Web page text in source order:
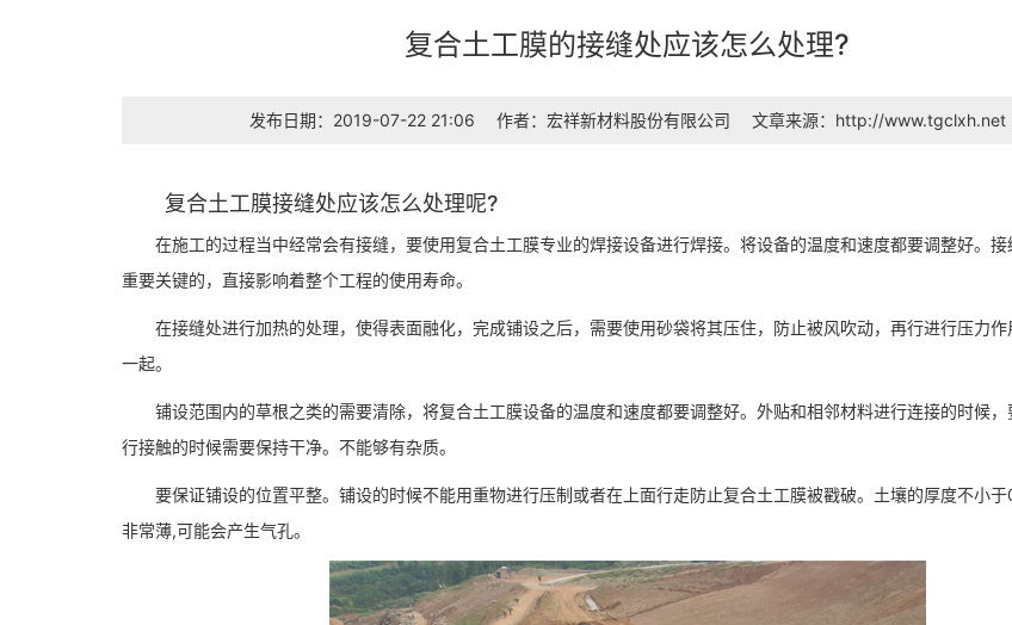
复合土工膜的接缝处应该怎么处理?
发布日期：2019-07-22 21:06 作者：宏祥新材料股份有限公司 文章来源：http://www.tgclxh.net
复合土工膜接缝处应该怎么处理呢?
在施工的过程当中经常会有接缝，要使用复合土工膜专业的焊接设备进行焊接。将设备的温度和速度都要调整好。接
重要关键的，直接影响着整个工程的使用寿命。
在接缝处进行加热的处理，使得表面融化，完成铺设之后，需要使用砂袋将其压住，防止被风吹动，再行进行压力作
一起。
铺设范围内的草根之类的需要清除，将复合土工膜设备的温度和速度都要调整好。外贴和相邻材料进行连接的时候，
行接触的时候需要保持干净。不能够有杂质。
要保证铺设的位置平整。铺设的时候不能用重物进行压制或者在上面行走防止复合土工膜被戳破。土壤的厚度不小
非常薄,可能会产生气孔。